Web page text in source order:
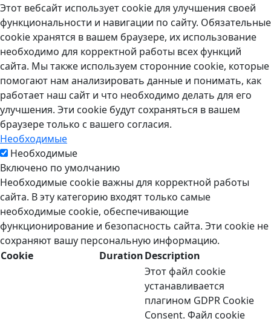
Этот вебсайт использует cookie для улучшения своей
функциональности и навигации по сайту. Обязательные
cookie хранятся в вашем браузере, их использование
необходимо для корректной работы всех функций
сайта. Мы также используем сторонние cookie, которые
помогают нам анализировать данные и понимать, как
работает наш сайт и что необходимо делать для его
улучшения. Эти cookie будут сохраняться в вашем
браузере только с вашего согласия.
Необходимые
Необходимые
Включено по умолчанию
Необходимые cookie важны для корректной работы
сайта. В эту категорию входят только самые
необходимые cookie, обеспечивающие
функционирование и безопасность сайта. Эти cookie не
сохраняют вашу персональную информацию.
Cookie
DurationDescription
Этот файл cookie
устанавливается
плагином GDPR Cookie
Consent. Файл cookie